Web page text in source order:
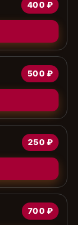
400 ₽
500 ₽
250 ₽
700 ₽